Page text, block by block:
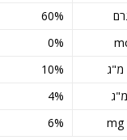
60%
0%
10%
4%
6%